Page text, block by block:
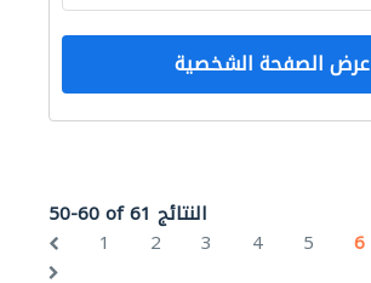
عرض الصفحة الشخصية
50-60 of 61 النتائج
1
2 3 4 5 6